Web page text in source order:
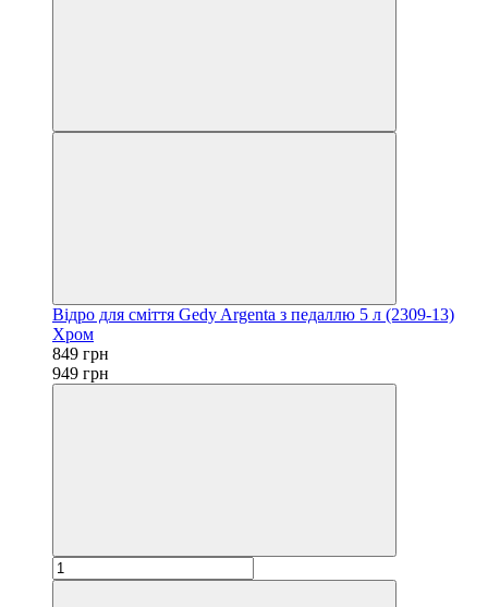
Відро для сміття Gedy Argenta з педаллю 5 л (2309-13)
Хром
849 грн
949 грн